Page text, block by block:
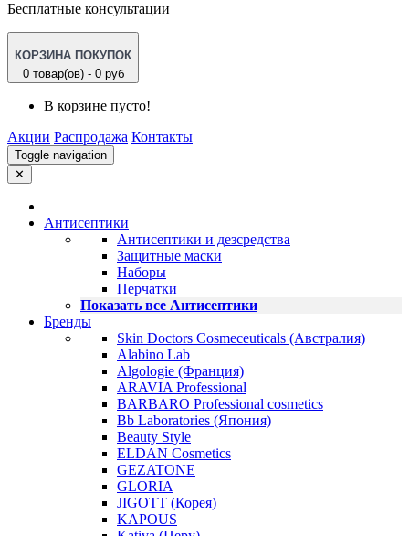
Бесплатные консультации
КОРЗИНА ПОКУПОК
0 товар(ов) - 0 руб
В корзине пусто!
Акции Распродажа Контакты
Toggle navigation
✕
Антисептики
Антисептики и дезсредства
Защитные маски
Наборы
Перчатки
Показать все Антисептики
Бренды
Skin Doctors Cosmeceuticals (Австралия)
Alabino Lab
Algologie (Франция)
ARAVIA Professional
BARBARO Professional cosmetics
Bb Laboratories (Япония)
Beauty Style
ELDAN Cosmetics
GEZATONE
GLORIA
JIGOTT (Корея)
KAPOUS